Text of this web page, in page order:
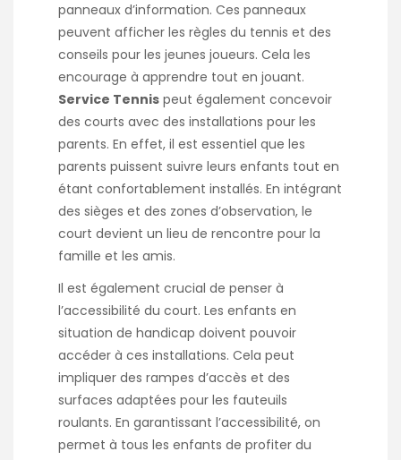
panneaux d’information. Ces panneaux
peuvent afficher les règles du tennis et des
conseils pour les jeunes joueurs. Cela les
encourage à apprendre tout en jouant.
Service Tennis peut également concevoir
des courts avec des installations pour les
parents. En effet, il est essentiel que les
parents puissent suivre leurs enfants tout en
étant confortablement installés. En intégrant
des sièges et des zones d’observation, le
court devient un lieu de rencontre pour la
famille et les amis.
Il est également crucial de penser à
l’accessibilité du court. Les enfants en
situation de handicap doivent pouvoir
accéder à ces installations. Cela peut
impliquer des rampes d’accès et des
surfaces adaptées pour les fauteuils
roulants. En garantissant l’accessibilité, on
permet à tous les enfants de profiter du